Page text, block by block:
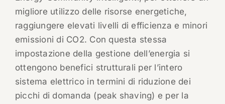
migliore utilizzo delle risorse energetiche,
raggiungere elevati livelli di efficienza e minori
emissioni di CO2. Con questa stessa
impostazione della gestione dell’energia si
ottengono benefici strutturali per l’intero
sistema elettrico in termini di riduzione dei
picchi di domanda (peak shaving) e per la